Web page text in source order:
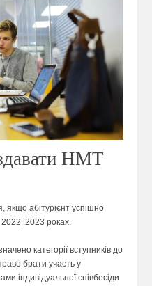
НМТ
якщо абітурієнт успішно
2023 роках.
категорії вступників до
брати участь у
індивідуальної співбесіди